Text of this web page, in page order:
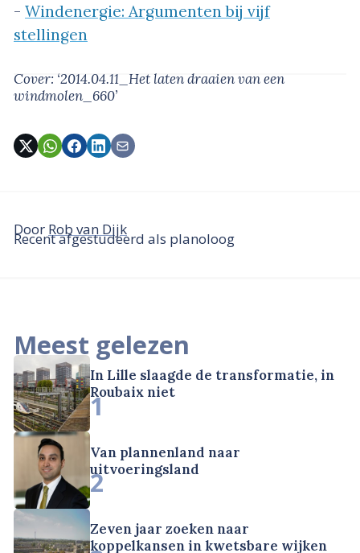
- Windenergie: Argumenten bij vijf
stellingen
Cover: ‘2014.04.11_Het laten draaien van een
windmolen_660’
Door Rob van Dijk
Recent afgestudeerd als planoloog
Meest gelezen
In Lille slaagde de transformatie, in
Roubaix niet
1
Van plannenland naar
uitvoeringsland
2
Zeven jaar zoeken naar
koppelkansen in kwetsbare wijken